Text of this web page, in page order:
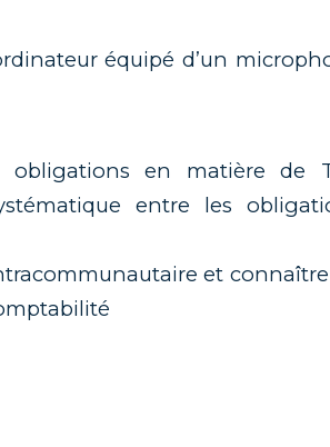
équipé d’un
en matière de
entre les
et connaître